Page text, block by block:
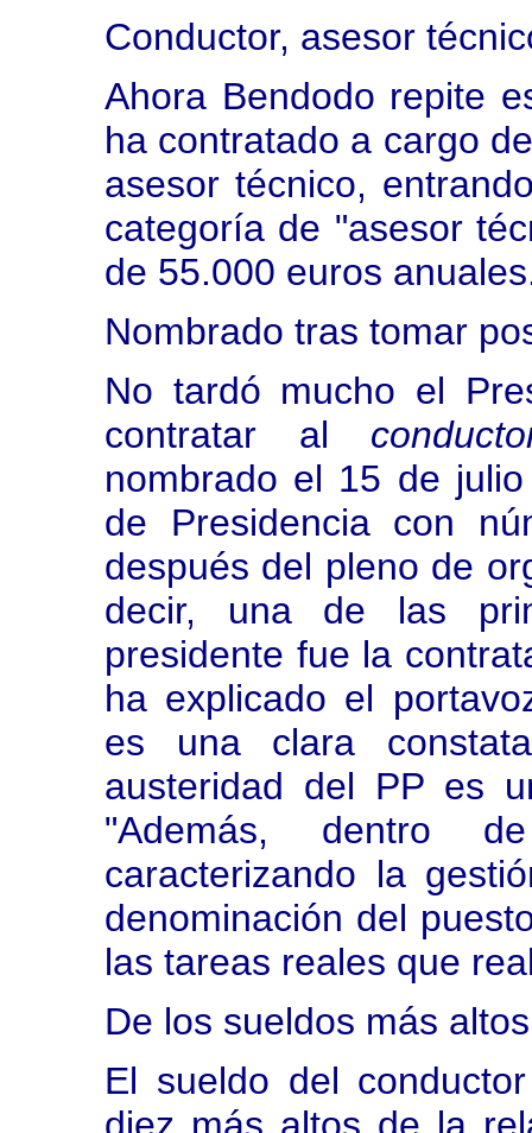
Conductor, asesor
Ahora Bendodo repite
ha contratado a cargo
asesor técnico,
categoría de "asesor
de 55.000 euros
Nombrado tras tomar
No tardó mucho el
contratar al
nombrado el 15 de
de Presidencia con
después del pleno de
decir, una de las
presidente fue la
ha explicado el
es una clara
austeridad del PP es
"Además, dentro
caracterizando la
denominación del
las tareas reales que
De los sueldos más altos
El sueldo del